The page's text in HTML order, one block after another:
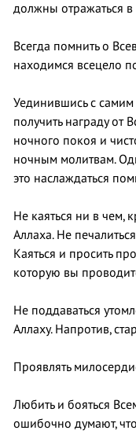
должны отражаться
Всегда помнить о
находимся всецело
Уединившись с самим
получить награду от
ночного покоя и
ночным молитвам.
это наслаждаться
Не каяться ни в чем,
Аллаха. Не
Каяться и просить
которую вы
Не поддаваться
Аллаху. Напротив,
Проявлять
Любить и бояться
ошибочно думают,